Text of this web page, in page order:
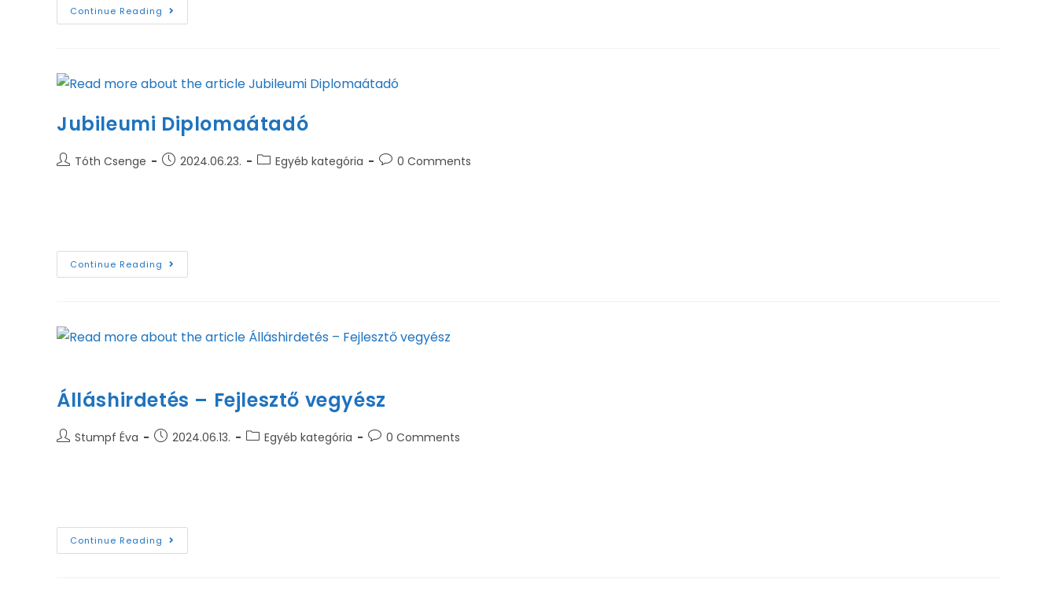
Continue Reading
Jubileumi Diplomaátadó
Tóth Csenge 2024.06.23. Egyéb kategória 0 Comments
Continue Reading
Álláshirdetés – Fejlesztő vegyész
Stumpf Éva 2024.06.13. Egyéb kategória 0 Comments
Continue Reading